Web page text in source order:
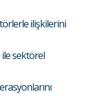
ilişkilerini
ile sektörel